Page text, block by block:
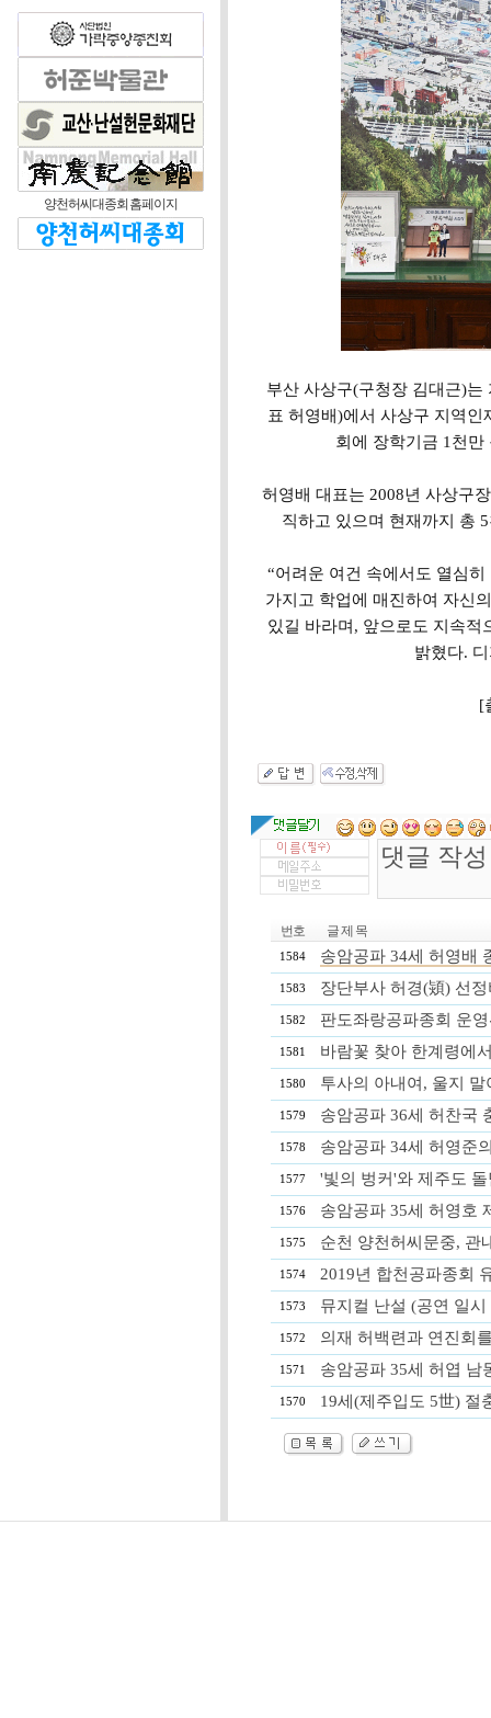
양천허씨대종회 홈페이지
부산 사상구(구청장 김대근)
표 허영배)에서 사상구 지역
회에 장학기금 1천만
허영배 대표는 2008년 사상구
직하고 있으며 현재까지 총
“어려운 여건 속에서도 열심
가지고 학업에 매진하여 자신
있길 바라며, 앞으로도 지속적
밝혔다.
[
번호 글 제 목
1584 송암공파 34세 허영배
1583 장단부사 허경(熲) 선
1582 판도좌랑공파종회 운
1581 바람꽃 찾아 한계령에
1580 투사의 아내여, 울지
1579 송암공파 36세 허찬국
1578 송암공파 34세 허영준
1577 '빛의 벙커'와 제주도
1576 송암공파 35세 허영호
1575 순천 양천허씨문중, 관
1574 2019년 합천공파종회
1573 뮤지컬 난설 (공연 일시
1572 의재 허백련과 연진회
1571 송암공파 35세 허엽 남
1570 19세(제주입도 5世) 절